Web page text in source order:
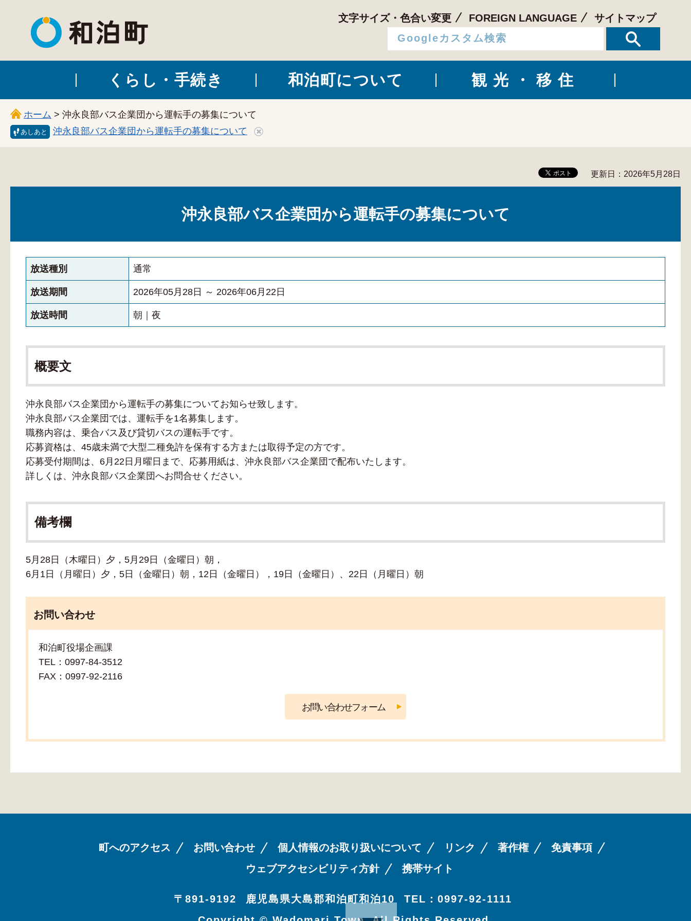
和泊町
文字サイズ・色合い変更 FOREIGN LANGUAGE サイトマップ
くらし・手続き 和泊町について 観光・移住
ホーム > 沖永良部バス企業団から運転手の募集について
あしあと 沖永良部バス企業団から運転手の募集について
更新日：2026年5月28日
沖永良部バス企業団から運転手の募集について
放送種別 通常
放送期間 2026年05月28日 ～ 2026年06月22日
放送時間 朝｜夜
概要文
沖永良部バス企業団から運転手の募集についてお知らせ致します。
沖永良部バス企業団では、運転手を1名募集します。
職務内容は、乗合バス及び貸切バスの運転手です。
応募資格は、45歳未満で大型二種免許を保有する方または取得予定の方です。
応募受付期間は、6月22日月曜日まで、応募用紙は、沖永良部バス企業団で配布いたします。
詳しくは、沖永良部バス企業団へお問合せください。
備考欄
5月28日（木曜日）夕，5月29日（金曜日）朝，
6月1日（月曜日）夕，5日（金曜日）朝，12日（金曜日），19日（金曜日）、22日（月曜日）朝
お問い合わせ
和泊町役場企画課
TEL：0997-84-3512
FAX：0997-92-2116
町へのアクセス お問い合わせ 個人情報のお取り扱いについて リンク 著作権
免責事項
ウェブアクセシビリティ方針
携帯サイト
〒891-9192 鹿児島県大島郡和泊町和泊10
TEL：0997-92-1111